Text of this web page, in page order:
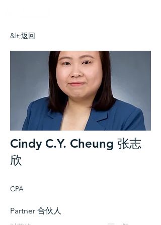
&lt;返回
Cindy C.Y. Cheung 张志
欣
CPA
Partner 合伙人